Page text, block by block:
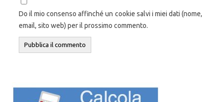
Do il mio consenso affinché un cookie salvi i miei dati (nome,
email, sito web) per il prossimo commento.